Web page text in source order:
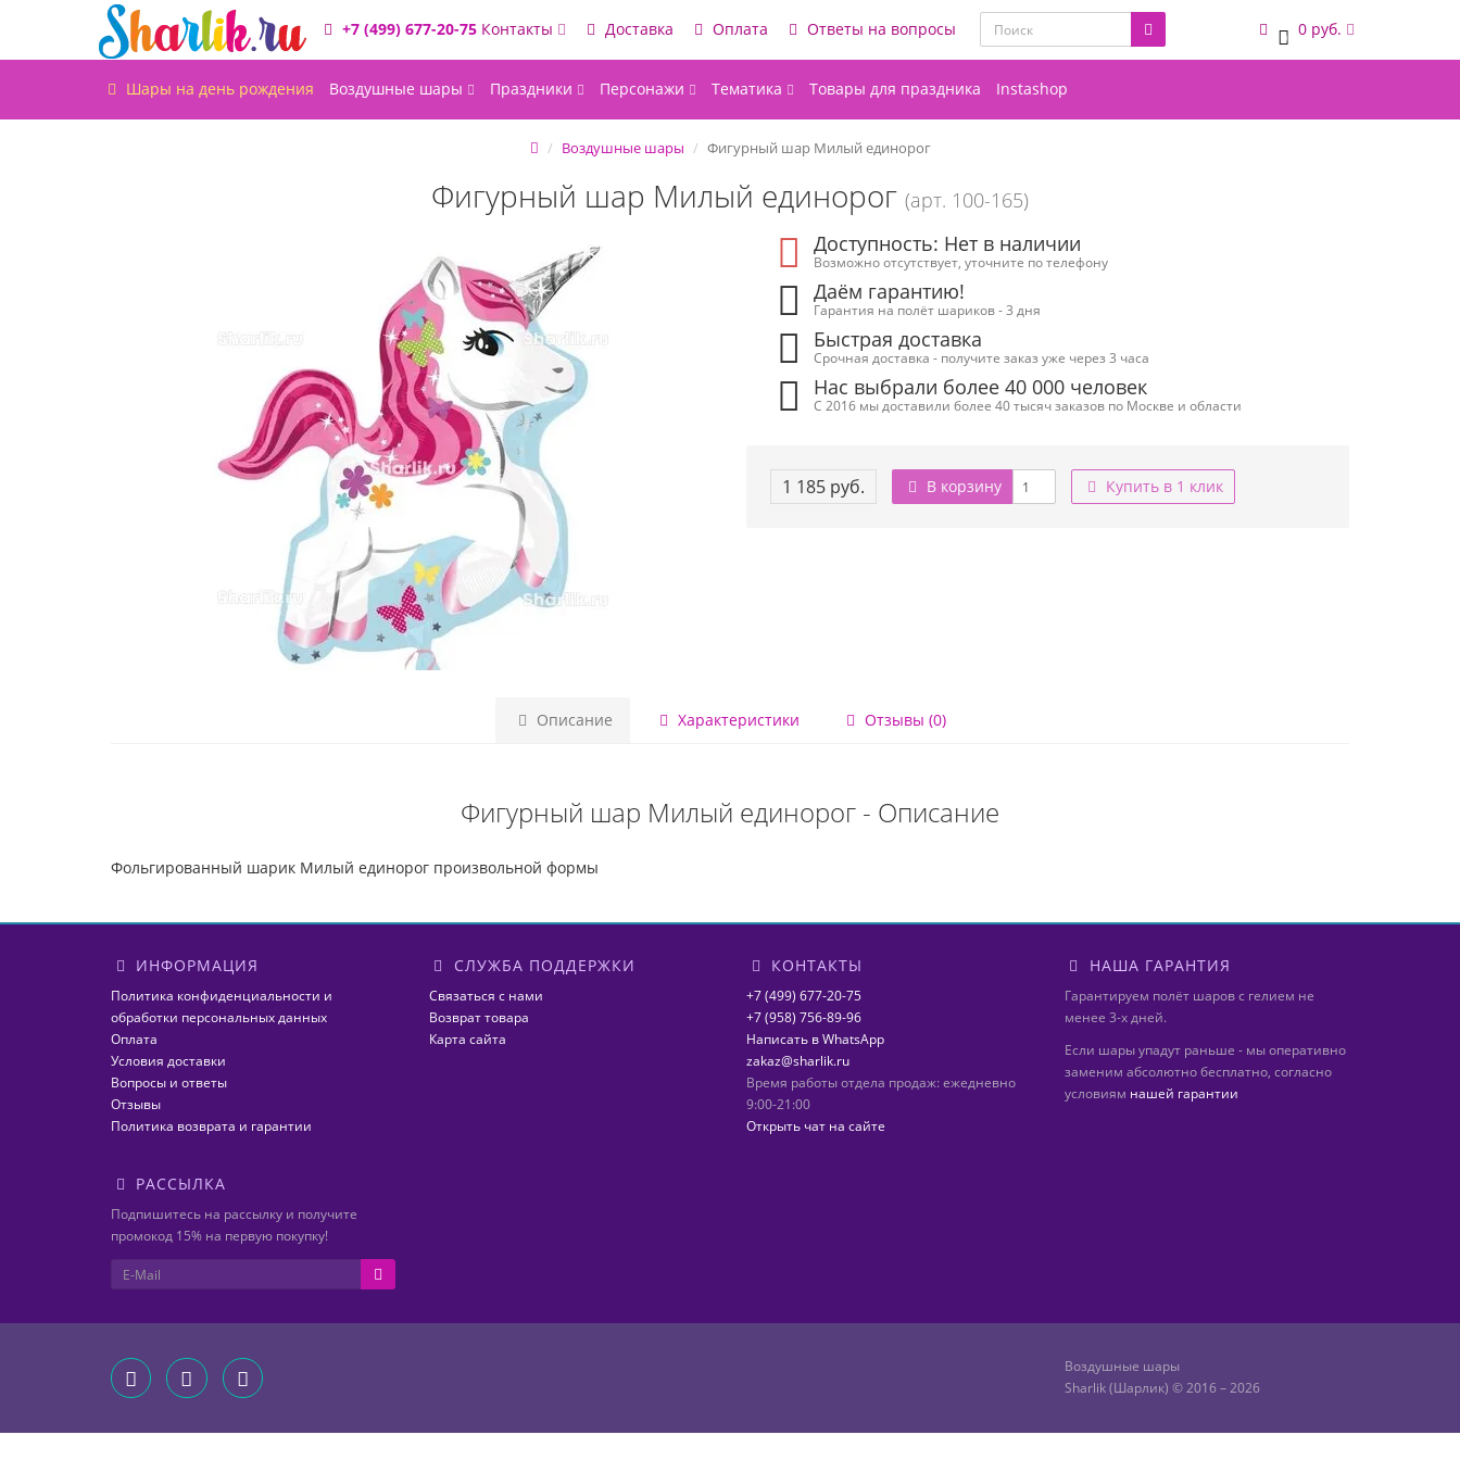
+7 (499) 677-20-75 Контакты Доставка Оплата Ответы на вопросы 0 0 руб.
Шары на день рождения Воздушные шары Праздники Персонажи Тематика Товары для праздника Instashop
Воздушные шары Фигурный шар Милый единорог
Фигурный шар Милый единорог (арт. 100-165)
Доступность: Нет в наличии
Возможно отсутствует, уточните по телефону
Даём гарантию!
Гарантия на полёт шариков - 3 дня
Быстрая доставка
Срочная доставка - получите заказ уже через 3 часа
Нас выбрали более 40 000 человек
С 2016 мы доставили более 40 тысяч заказов по Москве и области
1 185 руб. В корзину Купить в 1 клик
Описание Характеристики Отзывы (0)
Фигурный шар Милый единорог - Описание
Фольгированный шарик Милый единорог произвольной формы
ИНФОРМАЦИЯ
Политика конфиденциальности и
обработки персональных данных
Оплата
Условия доставки
Вопросы и ответы
Отзывы
Политика возврата и гарантии
СЛУЖБА ПОДДЕРЖКИ
Связаться с нами
Возврат товара
Карта сайта
КОНТАКТЫ
+7 (499) 677-20-75
+7 (958) 756-89-96
Написать в WhatsApp
zakaz@sharlik.ru
Время работы отдела продаж: ежедневно
9:00-21:00
Открыть чат на сайте
НАША ГАРАНТИЯ
Гарантируем полёт шаров с гелием не
менее 3-х дней.
Если шары упадут раньше - мы оперативно
заменим абсолютно бесплатно, согласно
условиям нашей гарантии
РАССЫЛКА
Подпишитесь на рассылку и получите
промокод 15% на первую покупку!
Воздушные шары
Sharlik (Шарлик) © 2016 – 2026